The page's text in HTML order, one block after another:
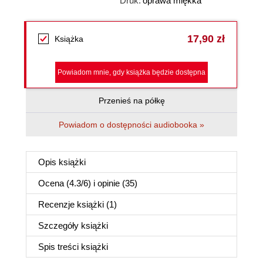
Książka 17,90 zł
Powiadom mnie, gdy książka będzie dostępna
Przenieś na półkę
Powiadom o dostępności audiobooka »
Opis książki
Ocena (4.3/6) i opinie (35)
Recenzje książki (1)
Szczegóły książki
Spis treści książki